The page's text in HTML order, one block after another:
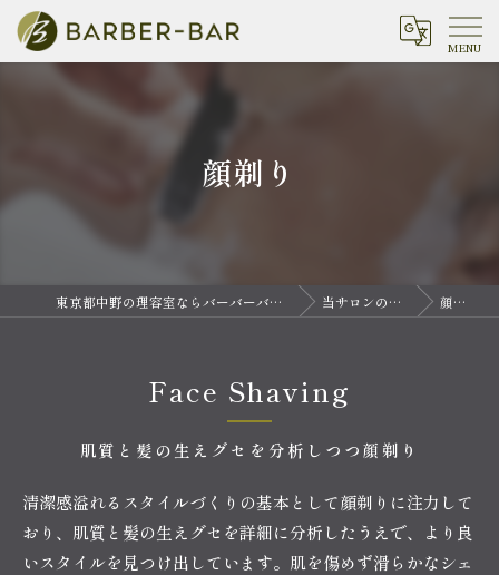
顔剃り
東京都中野の理容室ならバーバーバー 中野 当サロンの特徴 顔剃り
肌質と髪の生えグセを分析しつつ顔剃り
Face Shaving
清潔感溢れるスタイルづくりの基本として顔剃りに注力して
おり、肌質と髪の生えグセを詳細に分析したうえで、より良
いスタイルを見つけ出しています。肌を傷めず滑らかなシェ